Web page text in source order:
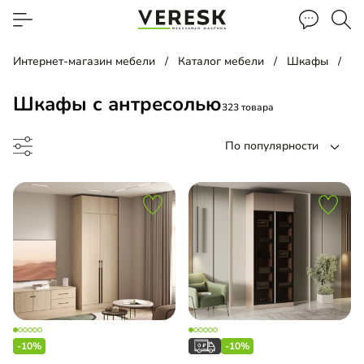
Интернет-магазин мебели Каталог мебели Шкафы
Шкафы с антресолью323 товара
По популярности
купе
шкаф
-10% -10%